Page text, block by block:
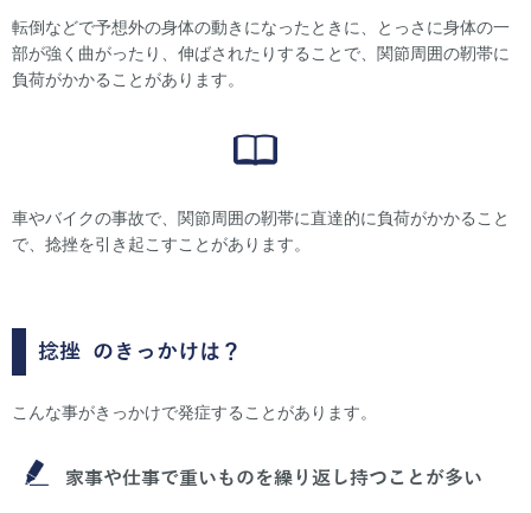
転倒などで予想外の身体の動きになったときに、とっさに身体の一
部が強く曲がったり、伸ばされたりすることで、関節周囲の靭帯に
負荷がかかることがあります。
車やバイクの事故で、関節周囲の靭帯に直達的に負荷がかかること
で、捻挫を引き起こすことがあります。
捻挫 のきっかけは？
こんな事がきっかけで発症することがあります。
家事や仕事で重いものを繰り返し持つことが多い